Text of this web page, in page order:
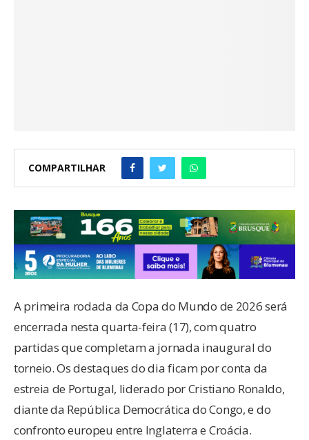
COMPARTILHAR
A primeira rodada da Copa do Mundo de 2026 será
encerrada nesta quarta-feira (17), com quatro
partidas que completam a jornada inaugural do
torneio. Os destaques do dia ficam por conta da
estreia de Portugal, liderado por Cristiano Ronaldo,
diante da República Democrática do Congo, e do
confronto europeu entre Inglaterra e Croácia.